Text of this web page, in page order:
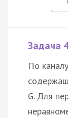
Задача
По
G. Для